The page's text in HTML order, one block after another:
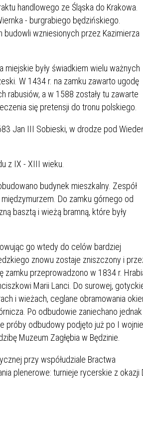
PROGRAM WSPARCIA
3+ GÓRĄ!"
REJESTR DANYCH
KONTAKTOWYCH (RDK)
INFORMACJE ARIMR
INFORMACJE DOTYCZĄCE
TRANSPLANTACJI
WYKAZ ZWIERZĄT
Z TERENU MIASTA
GDZIE MOŻNA ZNALEŹĆ I
WYGLĄDA PRACA W NGO?
PORADY OD PRACA.PL
BEZPŁATNY PORADNIK DLA
DLA WYRÓŻNIAJĄCYCH SIĘ
UCZNIÓW
DOFINANSOWANIE
MŁODOCIANYCH
ZADANIA DOFINANSOWANE
BUDŻETU PAŃSTWA
SZKÓŁ” Z WOJEWÓDZKIEGO
ŚRODOWISKA I GOSPODARKI
WODNEJ W KATOWICACH
I
KONKURSY NA STANOWISKO
DYREKTORA
handlowego ze Śląska do Krakowa.
- burgrabiego będzińskiego.
budowli wzniesionych przez Kazimierza
były świadkiem wielu ważnych
W 1434 r. na zamku zawarto ugodę
rabusiów, a w 1588 zostały tu zawarte
się pretensji do tronu polskiego.
Jan III Sobieski, w drodze pod
z IX - XIII wieku.
budynek mieszkalny. Zespół
Do zamku górnego od
basztą i wieżą bramną, które były
go wtedy do celów bardziej
znowu zostaje zniszczony i
zamku przeprowadzono w 1834 r.
Marii Lanci. Do surowej,
i wieżach, ceglane obramowania
Po odbudowie zaniechano jednak
próby odbudowy podjęto już po I wojnie
Muzeum Zagłębia w Będzinie.
przy współudziale Bractwa
plenerowe: turnieje rycerskie z okazji